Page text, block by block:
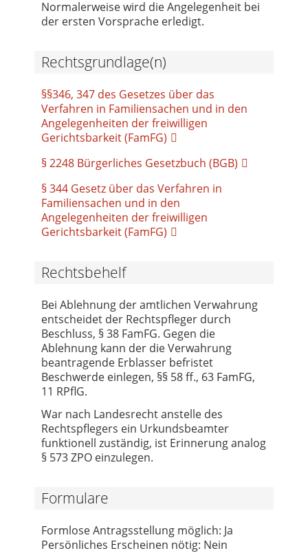
Normalerweise wird die Angelegenheit bei
der ersten Vorsprache erledigt.
Rechtsgrundlage(n)
§§346, 347 des Gesetzes über das
Verfahren in Familiensachen und in den
Angelegenheiten der freiwilligen
Gerichtsbarkeit (FamFG)
§ 2248 Bürgerliches Gesetzbuch (BGB)
§ 344 Gesetz über das Verfahren in
Familiensachen und in den
Angelegenheiten der freiwilligen
Gerichtsbarkeit (FamFG)
Rechtsbehelf
Bei Ablehnung der amtlichen Verwahrung
entscheidet der Rechtspfleger durch
Beschluss, § 38 FamFG. Gegen die
Ablehnung kann der die Verwahrung
beantragende Erblasser befristet
Beschwerde einlegen, §§ 58 ff., 63 FamFG,
11 RPflG.
War nach Landesrecht anstelle des
Rechtspflegers ein Urkundsbeamter
funktionell zuständig, ist Erinnerung analog
§ 573 ZPO einzulegen.
Formulare
Formlose Antragsstellung möglich: Ja
Persönliches Erscheinen nötig: Nein